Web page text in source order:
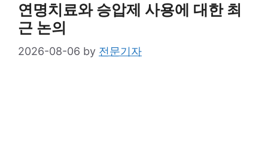
연명치료와 승압제 사용에 대한 최
근 논의
2026-08-06 by 전문기자